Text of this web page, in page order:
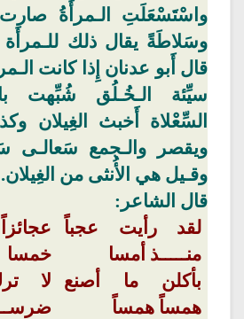
واسْتَسْعَلَتِ
الـمرأَةُ
وسَلاطَةً يقال ذلك للـمرأَة
قال أَبو عدنان إِذا كانت
سيِّئة الـخُـلُق شُبِّهت
السِّعْلاة أَخبث الغِيلان
ويقصر والـجمع سَعالـى
وقـيل هي الأُنثى من الغِيلان.
قال الشاعر:
لقد رأيت عجباً
منـــــذ أمسا
عجائزاً
خمسا
بأكلن ما أصنع
همساًهمساً
لا